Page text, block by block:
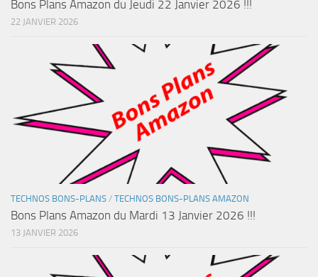
Bons Plans Amazon du Jeudi 22 Janvier 2026 !!!
22 JANVIER 2026
TECHNOS BONS-PLANS / TECHNOS BONS-PLANS AMAZON
Bons Plans Amazon du Mardi 13 Janvier 2026 !!!
13 JANVIER 2026